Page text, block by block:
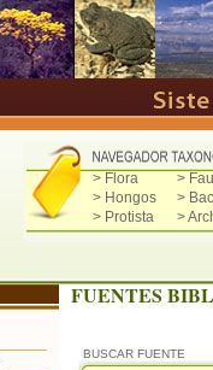
> Flora
>
> Hongos
>
> Protista
>
FUENTES
BUSCAR FUENTE